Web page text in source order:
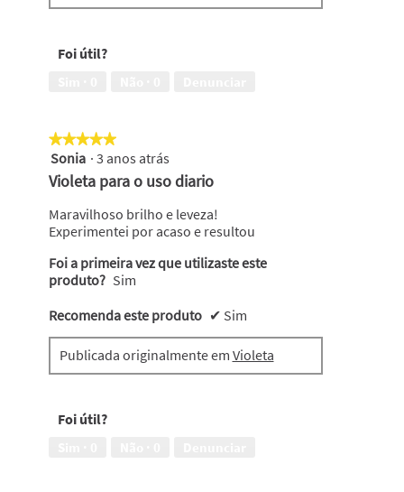
Foi útil?
★★★★★
★★★★★
5
em
5
estrelas.
Sonia · 3 anos atrás
Violeta para o uso diario
Maravilhoso brilho e leveza!
Experimentei por acaso e resultou
Foi a primeira vez que utilizaste este
produto? Sim
Recomenda este produto ✔ Sim
Publicada originalmente em Violeta
Foi útil?